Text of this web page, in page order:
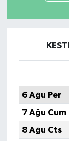
6 Ağu Per
7 Ağu Cum
8 Ağu Cts
MANŞET
OLAY